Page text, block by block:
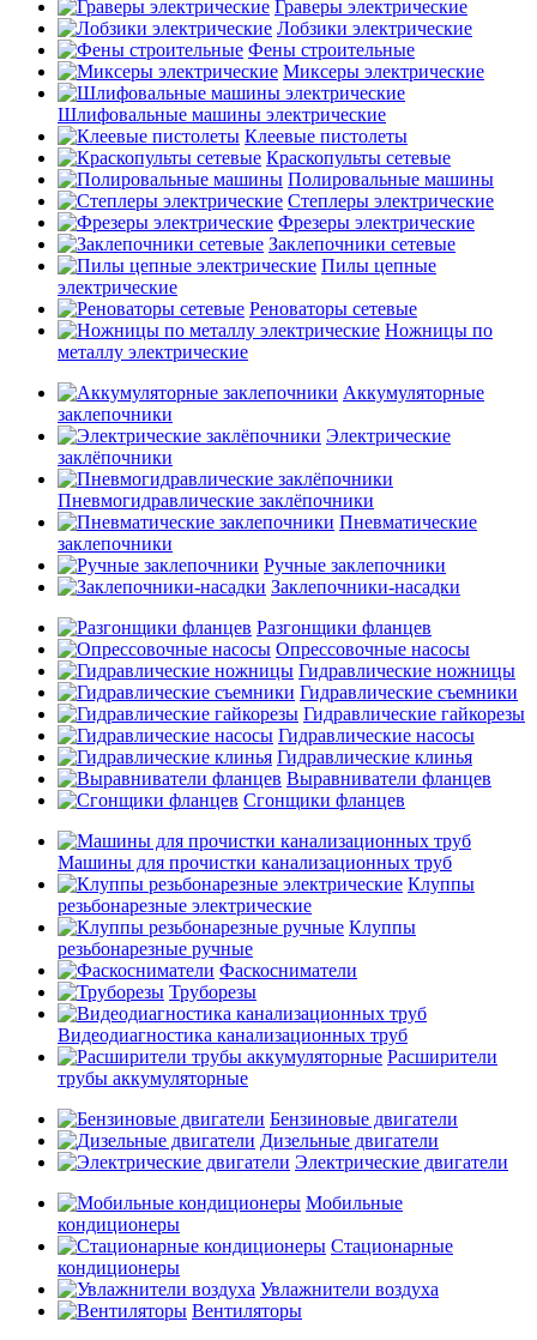
Граверы электрические
Лобзики электрические
Фены строительные
Миксеры электрические
Шлифовальные машины электрические
Клеевые пистолеты
Краскопульты сетевые
Полировальные машины
Степлеры электрические
Фрезеры электрические
Заклепочники сетевые
Пилы цепные
электрические
Реноваторы сетевые
Ножницы по
металлу электрические
Аккумуляторные
заклепочники
Электрические
заклёпочники
Пневмогидравлические заклёпочники
Пневматические
заклепочники
Ручные заклепочники
Заклепочники-насадки
Разгонщики фланцев
Опрессовочные насосы
Гидравлические ножницы
Гидравлические съемники
Гидравлические гайкорезы
Гидравлические насосы
Гидравлические клинья
Выравниватели фланцев
Сгонщики фланцев
Машины для прочистки канализационных труб
Клуппы
резьбонарезные электрические
Клуппы
резьбонарезные ручные
Фаскосниматели
Труборезы
Видеодиагностика канализационных труб
Расширители
трубы аккумуляторные
Бензиновые двигатели
Дизельные двигатели
Электрические двигатели
Мобильные
кондиционеры
Стационарные
кондиционеры
Увлажнители воздуха
Вентиляторы